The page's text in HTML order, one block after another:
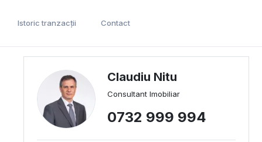
Istoric tranzacții Contact
Claudiu Nitu
Consultant Imobiliar
0732 999 994